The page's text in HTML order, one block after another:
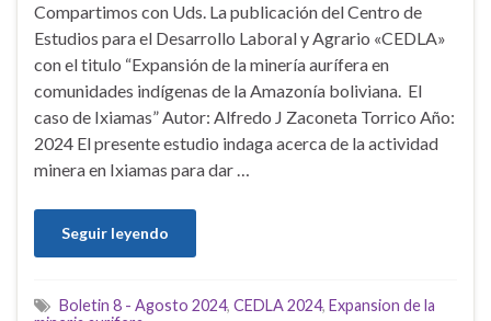
Compartimos con Uds. La publicación del Centro de
Estudios para el Desarrollo Laboral y Agrario «CEDLA»
con el titulo “Expansión de la minería aurífera en
comunidades indígenas de la Amazonía boliviana. El
caso de Ixiamas” Autor: Alfredo J Zaconeta Torrico Año:
2024 El presente estudio indaga acerca de la actividad
minera en Ixiamas para dar …
Seguir leyendo
Boletin 8 - Agosto 2024, CEDLA 2024, Expansion de la